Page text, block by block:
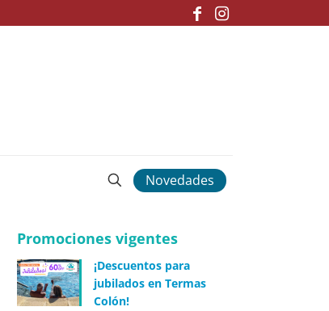
Novedades
Promociones vigentes
¡Descuentos para
jubilados en Termas
Colón!